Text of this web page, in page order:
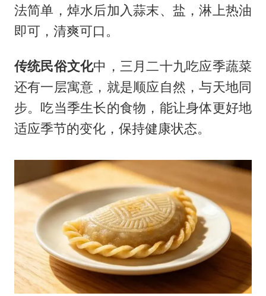
法简单，焯水后加入蒜末、盐，淋上热油
即可，清爽可口。
传统民俗文化中，三月二十九吃应季蔬菜
还有一层寓意，就是顺应自然，与天地同
步。吃当季生长的食物，能让身体更好地
适应季节的变化，保持健康状态。